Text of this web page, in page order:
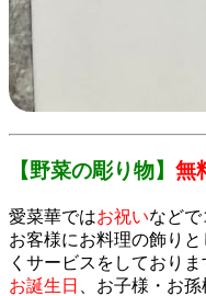
【野菜の彫り物】 無
愛菜華ではお祝いなど
お客様にお料理の飾り
くサービスをしており
お誕生日
、お子様・お